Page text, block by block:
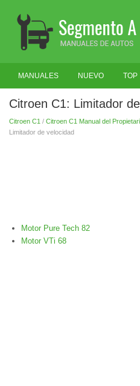
MANUALES NUEVO TOP
BUSCAR
Citroen C1: Limitador
Citroen C1 / Citroen C1 Manual del
Limitador de velocidad
Motor Pure Tech 82
Motor VTi 68